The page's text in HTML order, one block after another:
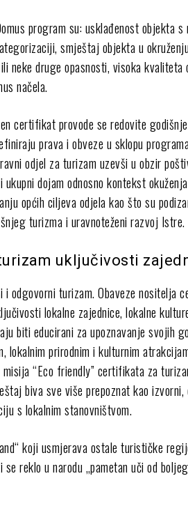
program su: usklađenost objekta s
smještaj objekta u
neke druge opasnosti, visoka kvaliteta
načela.
certifikat provode se redovite
prava i obveze u sklopu
odjel za turizam uzevši u obzir
dojam odnosno kontekst
općih ciljeva odjela kao što su
turizma i uravnoteženi razvoj Istre.
uključivosti
odgovorni turizam. Obaveze nositelja
lokalne zajednice, lokalne
biti educirani za upoznavanje svojih
lokalnim prirodnim i kulturnim
“Eco friendly” certifikata za
biva sve više prepoznat kao
s lokalnim stanovništvom.
koji usmjerava ostale turističke
reklo u narodu „pametan uči od